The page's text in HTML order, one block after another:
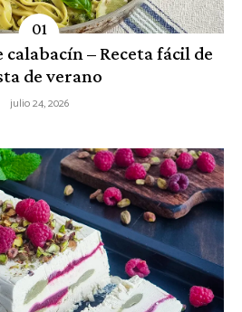
calabacín – Receta fácil de
de verano
julio 24, 2026